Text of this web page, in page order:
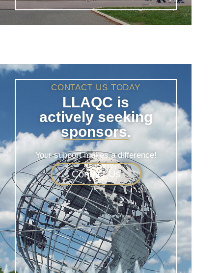
CONTACT US TODAY
LLAQC is
actively seeking
sponsors.
Your support makes a difference!
Contact Us